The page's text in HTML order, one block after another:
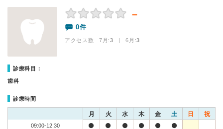
－
0件
アクセス数 7月:3 | 6月:3
診療科目：
歯科
診療時間
月 火 水 木 金 土 日 祝
09:00-12:30